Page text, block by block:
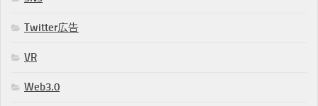
Twitter広告
VR
Web3.0